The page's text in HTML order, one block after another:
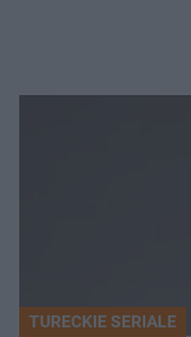
TURECKIE SERIALE